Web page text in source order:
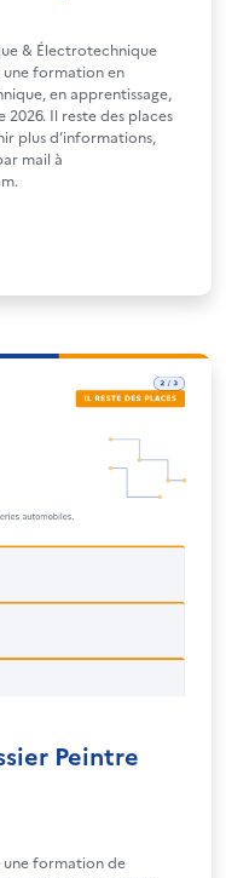
& Électrotechnique
une formation en
en apprentissage,
Il reste des places
plus d’informations,
mail à
Peintre
une formation de